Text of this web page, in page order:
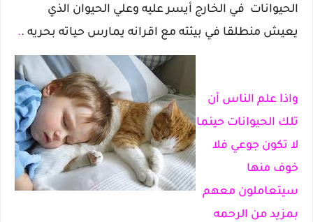
الحيوانات في الخارج أيسر عليه وعلي الحيوان الذي
يعيش منطلقا في بيئته مع اقرانه يمارس حياته بحريه ..
واذا علم الناس أن
تلك الحيوانات حينما
لا تكون جوعي فلا
خوف منها
سيتعاملون معهم
بمزيد من الرحمه